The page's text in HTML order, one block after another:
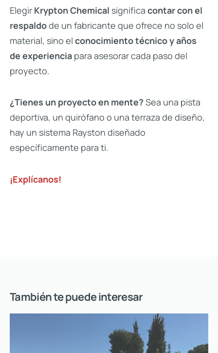
Elegir Krypton Chemical significa contar con el
respaldode un fabricante que ofrece no solo el
material, sino el conocimiento técnico y años
de experiencia para asesorar cada paso del
proyecto.
¿Tienes un proyecto en mente? Sea una pista
deportiva, un quirófano o una terraza de diseño,
hay un sistema Rayston diseñado
específicamente para ti.
¡Explícanos!
También te puede interesar